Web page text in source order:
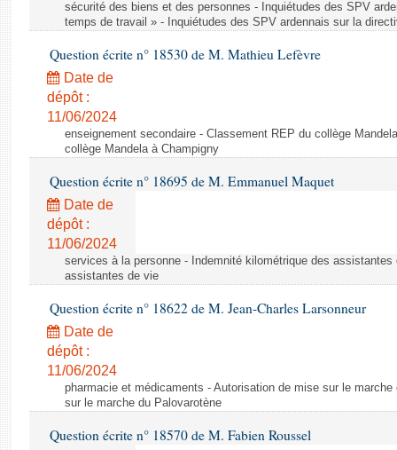
sécurité des biens et des personnes - Inquiétudes des SPV
temps de travail » - Inquiétudes des SPV ardennais sur la
Question écrite n° 18530 de M. Mathieu Lefèvre
Date de
dépôt :
11/06/2024
enseignement secondaire - Classement REP du collège
collège Mandela à Champigny
Question écrite n° 18695 de M. Emmanuel Maquet
Date de
dépôt :
11/06/2024
services à la personne - Indemnité kilométrique des
assistantes de vie
Question écrite n° 18622 de M. Jean-Charles Larsonneur
Date de
dépôt :
11/06/2024
pharmacie et médicaments - Autorisation de mise sur le
sur le marche du Palovarotène
Question écrite n° 18570 de M. Fabien Roussel